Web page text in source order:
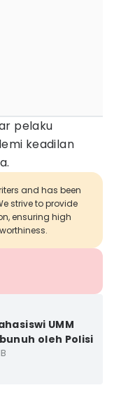
pelaku
keadilan
and has been
strive to provide
ensuring high
UMM
oleh Polisi